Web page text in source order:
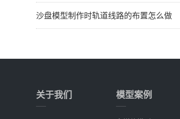
沙盘模型制作时轨道线路的布置怎么做
关于我们 模型案例